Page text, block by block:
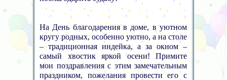
На День благодарения в доме, в уютном
кругу родных, особенно уютно, а на столе
– традиционная индейка, а за окном –
самый хвостик яркой осени! Примите
мои поздравления с этим замечательным
праздником, пожелания провести его с